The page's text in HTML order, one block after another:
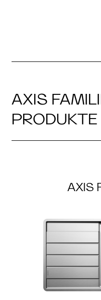
AXIS
PRODUKTE
AXIS